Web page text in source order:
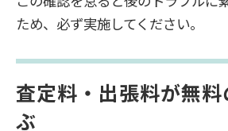
ため、必ず実施してください。
査定料・出張料が無
ぶ